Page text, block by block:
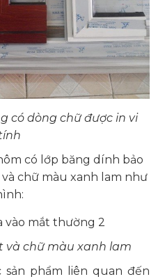
có dòng chữ được in vi
có lớp băng dính bảo
chữ màu xanh lam như
và chữ màu xanh lam
phẩm liên quan đến